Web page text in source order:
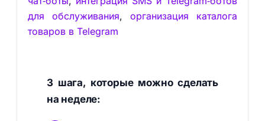
для обслуживания,организация каталога
товаров в Telegram
3 шага, которые можно сделать
на неделе: